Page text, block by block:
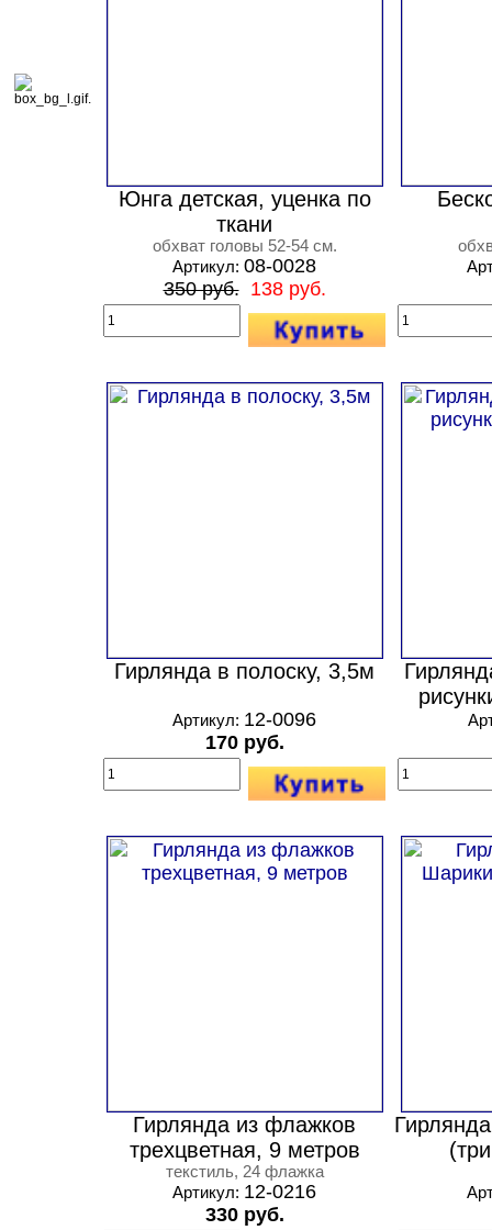
Юнга детская, уценка по
ткани
обхват головы 52-54 см.
Артикул: 08-0028
350 руб. 138 руб.
Гирлянда в полоску, 3,5м
Артикул: 12-0096
170 руб.
Гирлянда из флажков
трехцветная, 9 метров
текстиль, 24 флажка
Артикул: 12-0216
330 руб.